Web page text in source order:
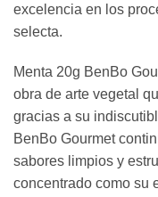
excelencia en los
selecta.
Menta 20g BenBo
obra de arte vegetal
gracias a su
BenBo Gourmet
sabores limpios y
concentrado como su